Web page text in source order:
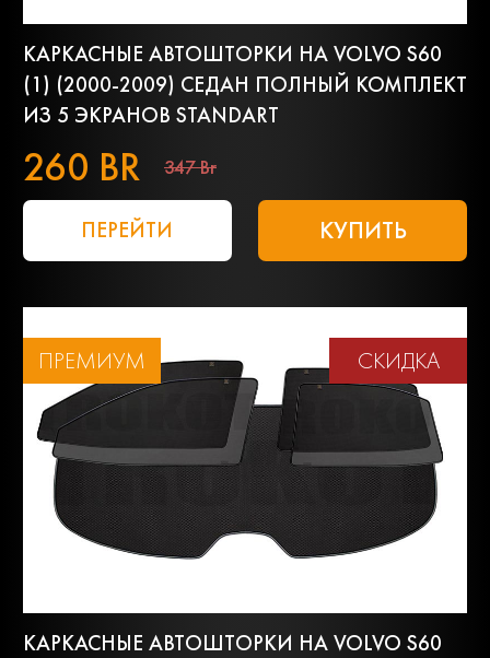
КАРКАСНЫЕ АВТОШТОРКИ НА VOLVO S60
(1) (2000-2009) СЕДАН ПОЛНЫЙ КОМПЛЕКТ
ИЗ 5 ЭКРАНОВ STANDART
260 BR 347 Br
ПЕРЕЙТИ КУПИТЬ
ПРЕМИУМ СКИДКА
КАРКАСНЫЕ АВТОШТОРКИ НА VOLVO S60